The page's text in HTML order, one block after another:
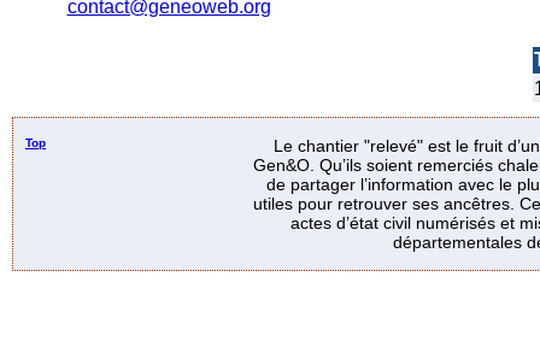
contact@geneoweb.org
Top
Le chantier "relevé" est le fruit
Gen&O. Qu’ils soient remerciés
de partager l’information avec le
utiles pour retrouver ses ancêtres.
actes d’état civil numérisés et
départementales